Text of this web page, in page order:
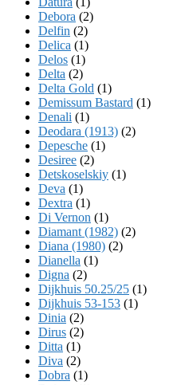
Debora (2)
Delfin (2)
Delica (1)
Delos (1)
Delta (2)
Delta Gold (1)
Demissum Bastard (1)
Denali (1)
Deodara (1913) (2)
Depesche (1)
Desiree (2)
Detskoselskiy (1)
Deva (1)
Dextra (1)
Di Vernon (1)
Diamant (1982) (2)
Diana (1980) (2)
Dianella (1)
Digna (2)
Dijkhuis 50.25/25 (1)
Dijkhuis 53-153 (1)
Dinia (2)
Dirus (2)
Ditta (1)
Diva (2)
Dobra (1)